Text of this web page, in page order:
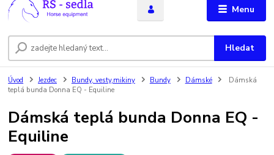
Menu
Hledat
Úvod Jezdec Bundy, vesty,mikiny Bundy Dámské
Dámská
teplá bunda Donna EQ - Equiline
Dámská teplá bunda Donna EQ -
Equiline